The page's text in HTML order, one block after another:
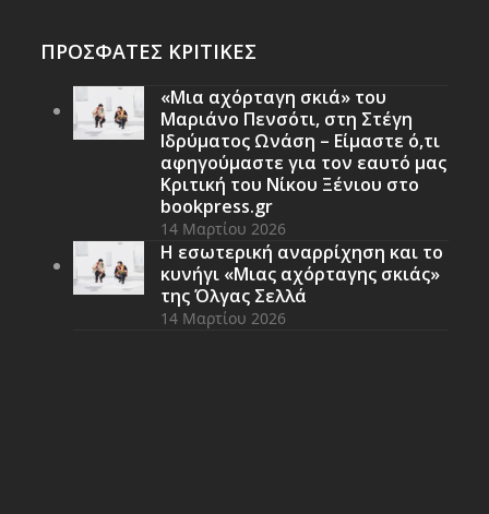
ΠΡΟΣΦΑΤΕΣ ΚΡΙΤΙΚΕΣ
«Μια αχόρταγη σκιά» του
Μαριάνο Πενσότι, στη Στέγη
Ιδρύματος Ωνάση – Είμαστε ό,τι
αφηγούμαστε για τον εαυτό μας
Κριτική του Νίκου Ξένιου στο
bookpress.gr
14 Μαρτίου 2026
Η εσωτερική αναρρίχηση και το
κυνήγι «Μιας αχόρταγης σκιάς»
της Όλγας Σελλά
14 Μαρτίου 2026